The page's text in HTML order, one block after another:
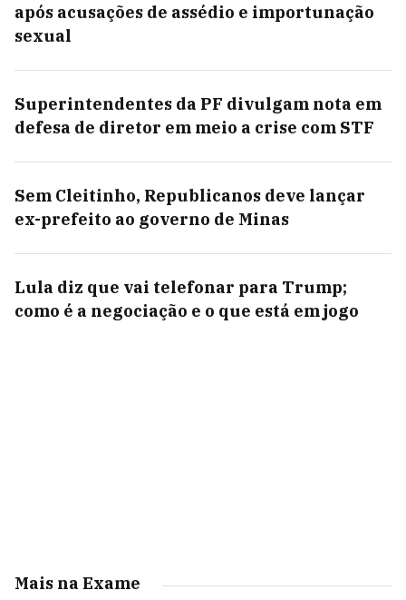
após acusações de assédio e importunação
sexual
Superintendentes da PF divulgam nota em
defesa de diretor em meio a crise com STF
Sem Cleitinho, Republicanos deve lançar
ex-prefeito ao governo de Minas
Lula diz que vai telefonar para Trump;
como é a negociação e o que está em jogo
Mais na Exame